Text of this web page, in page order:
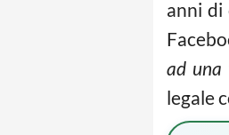
anni di
ad una
legale